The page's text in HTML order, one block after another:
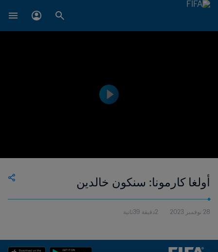
أولغا كارمونا: سنكون خالدين
28 نوفمبر 2023 2دقيقة 39ثانية